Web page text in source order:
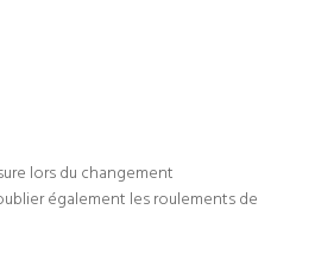
lors du changement
également les roulements de